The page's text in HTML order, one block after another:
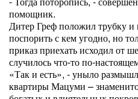
помощник.
Дитер Греф положил трубку
поспорить с кем угодно, но
приказ приехать исходил от
случилось что-то по-
«Так и есть», - уныло
квартиры Мацуми –